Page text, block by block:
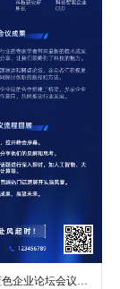
科技风通用类蓝色企业论坛会议总结长图海报